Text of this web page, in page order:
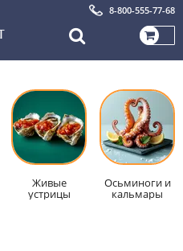
8-800-555-77-68
Живые
устрицы
Осьминоги и
кальмары